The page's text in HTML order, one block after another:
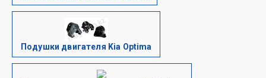
Подушки двигателя Kia Optima